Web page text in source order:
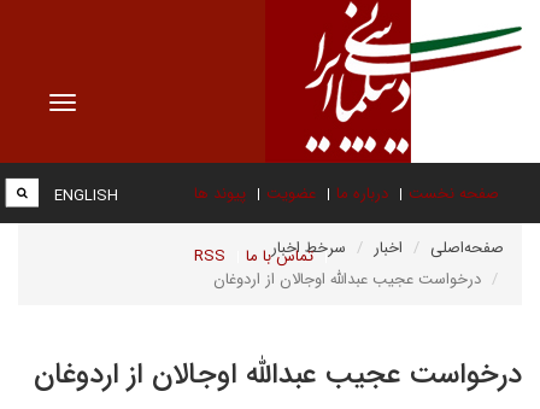
Toggle
صفحه نخست درباره ما عضویت پیوند ها
تماس با ما RSS
ENGLISH
صفحه‌اصلی اخبار
سرخط اخبار
درخواست عجیب عبدالله اوجالان از اردوغان
درخواست عجیب عبدالله اوجالان از اردوغان